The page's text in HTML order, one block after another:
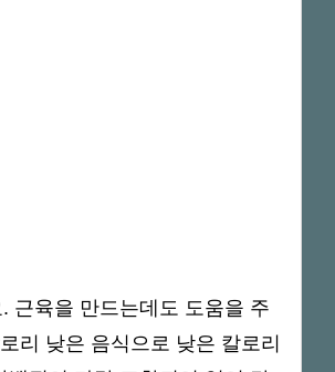
근육을 만드는데도 도움을 주
리 낮은 음식으로 낮은 칼로리